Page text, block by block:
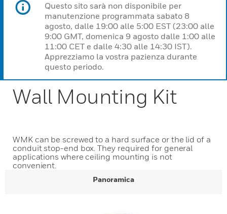
Questo sito sarà non disponibile per
manutenzione programmata sabato 8
agosto, dalle 19:00 alle 5:00 EST (23:00 alle
9:00 GMT, domenica 9 agosto dalle 1:00 alle
11:00 CET e dalle 4:30 alle 14:30 IST).
Apprezziamo la vostra pazienza durante
questo periodo.
Wall Mounting Kit
WMK can be screwed to a hard surface or the lid of a
conduit stop-end box. They required for general
applications where ceiling mounting is not
convenient.
Panoramica